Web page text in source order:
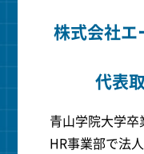
株式会社エ
代表
青山学院大学
HR事業部で法